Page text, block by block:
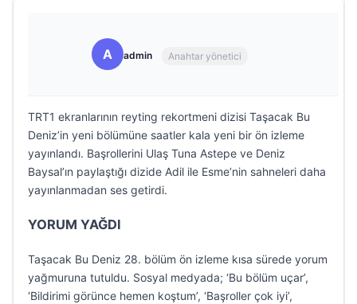
A admin Anahtar yönetici
TRT1 ekranlarının reyting rekortmeni dizisi Taşacak Bu
Deniz’in yeni bölümüne saatler kala yeni bir ön izleme
yayınlandı. Başrollerini Ulaş Tuna Astepe ve Deniz
Baysal’ın paylaştığı dizide Adil ile Esme’nin sahneleri daha
yayınlanmadan ses getirdi.
YORUM YAĞDI
Taşacak Bu Deniz 28. bölüm ön izleme kısa sürede yorum
yağmuruna tutuldu. Sosyal medyada; ‘Bu bölüm uçar’,
‘Bildirimi görünce hemen koştum’, ‘Başroller çok iyi’,